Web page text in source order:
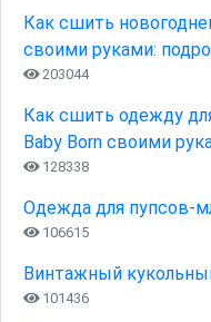
Как сшить
своими руками:
203044
Как сшить одежду
Baby Born своими
128338
Одежда для пупсов-
106615
Винтажный
101436